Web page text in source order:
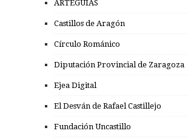
ARTEGUÍAS
Castillos de Aragón
Círculo Románico
Diputación Provincial de Zaragoza
Ejea Digital
El Desván de Rafael Castillejo
Fundación Uncastillo